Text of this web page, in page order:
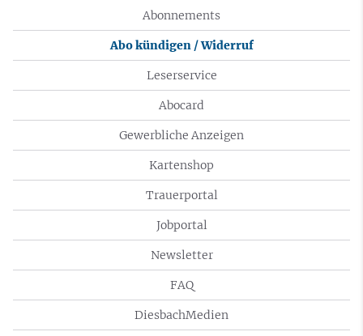
Abonnements
Abo kündigen / Widerruf
Leserservice
Abocard
Gewerbliche Anzeigen
Kartenshop
Trauerportal
Jobportal
Newsletter
FAQ
DiesbachMedien